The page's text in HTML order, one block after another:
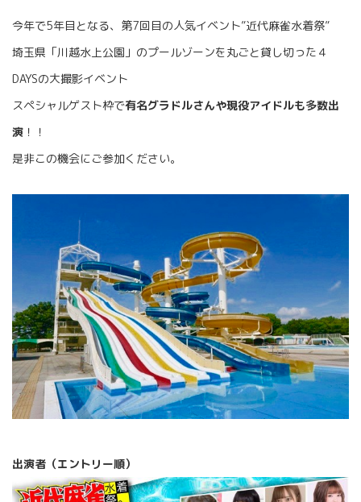
今年で5年目となる、第7回目の人気イベント”近代麻雀水着祭”
埼玉県「川越水上公園」のプールゾーンを丸ごと貸し切った４
DAYSの大撮影イベント
スペシャルゲスト枠で有名グラドルさんや現役アイドルも多数出
演 ！！
是非この機会にご参加ください。
出演者（エントリー順）